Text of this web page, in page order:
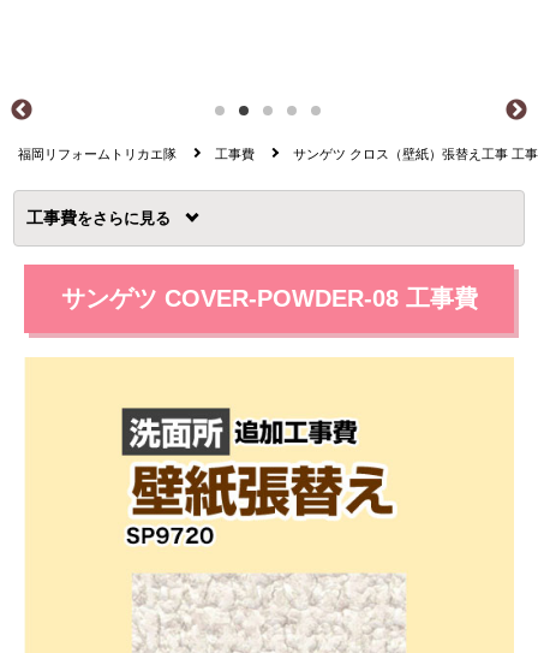
福岡リフォームトリカエ隊 工事費 サンゲツ クロス（壁紙）張替え工事 工
工事費を
サンゲツ COVER-POWDER-08 工事費